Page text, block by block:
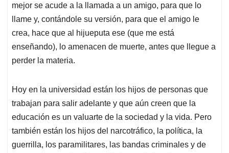
mejor se acude a la llamada a un amigo, para que lo
llame y, contándole su versión, para que el amigo le
crea, hace que al hijueputa ese (que me está
enseñando), lo amenacen de muerte, antes que llegue a
perder la materia.
Hoy en la universidad están los hijos de personas que
trabajan para salir adelante y que aún creen que la
educación es un valuarte de la sociedad y la vida. Pero
también están los hijos del narcotráfico, la política, la
guerrilla, los paramilitares, las bandas criminales y de